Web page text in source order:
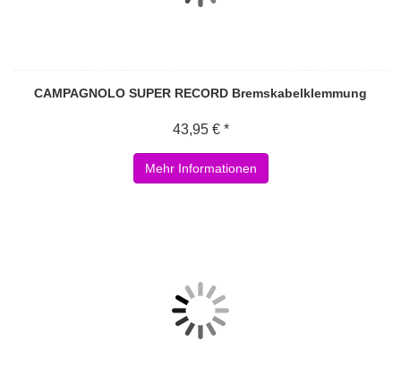
CAMPAGNOLO SUPER RECORD Bremskabelklemmung
43,95 € *
Mehr Informationen